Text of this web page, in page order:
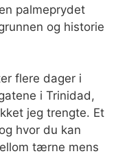
palmeprydet
og historie
flere dager i
i Trinidad,
jeg trengte. Et
hvor du kan
tærne mens